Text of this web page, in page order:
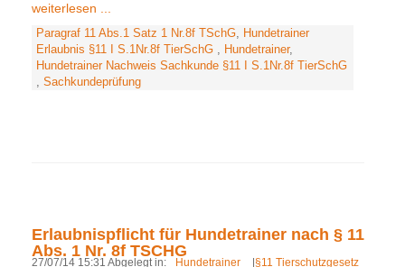
weiterlesen ...
Paragraf 11 Abs.1 Satz 1 Nr.8f TSchG, Hundetrainer
Erlaubnis §11 I S.1Nr.8f TierSchG , Hundetrainer,
Hundetrainer Nachweis Sachkunde §11 I S.1Nr.8f TierSchG
, Sachkundeprüfung
Erlaubnispflicht für Hundetrainer nach § 11
Abs. 1 Nr. 8f TSCHG
27/07/14 15:31 Abgelegt in: Hundetrainer §11 Tierschutzgesetz